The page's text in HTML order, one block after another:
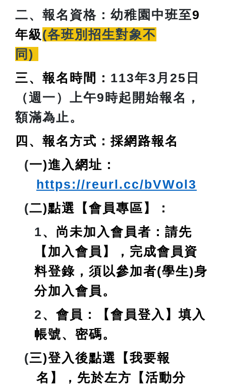
二、報名資格： 幼稚園中班至9
年級(各班別招生對象不
同)
三、報名時間： 113年3月25日
（週一）上午9時起開始報名，
額滿為止。
四、報名方式：採網路報名
(一)進入網址：
https://reurl.cc/bVWol3
(二)點選【會員專區】：
1、尚未加入會員者：請先
【加入會員】，完成會員資
料登錄， 須以參加者(學生)身
分加入會員 。
2、會員：【會員登入】填入
帳號、密碼。
(三)登入後點選【我要報
名】，先於左方【活動分